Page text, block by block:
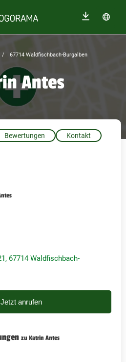
67714 Waldfischbach-Burgalben
Antes
Bewertungen Kontakt
67714 Waldfischbach-
Jetzt anrufen
zu Katrin Antes